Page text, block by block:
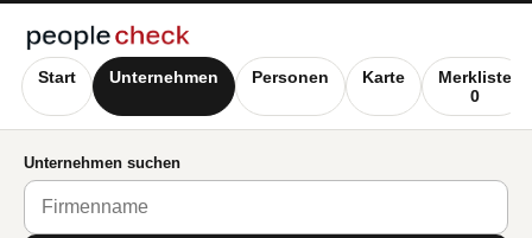
Start Unternehmen Personen Karte
Merkliste
0
Unternehmen suchen